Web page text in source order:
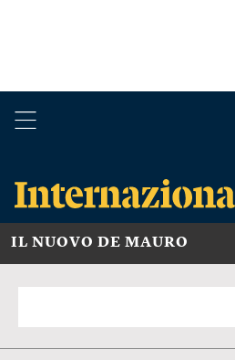
IL NUOVO DE MAURO